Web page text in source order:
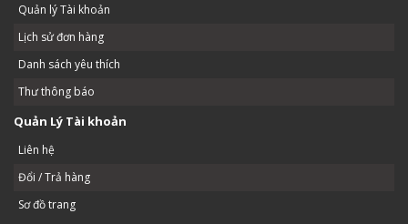
Quản lý Tài khoản
Lịch sử đơn hàng
Danh sách yêu thích
Thư thông báo
Quản Lý Tài khoản
Liên hệ
Đổi / Trả hàng
Sơ đồ trang